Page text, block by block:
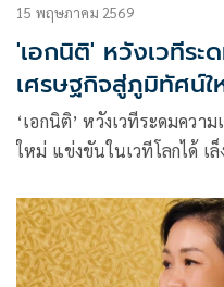
15 พฤษภาคม 2569
'เอกนิติ' หวังเวทีระด
เศรษฐกิจสู่ภูมิทัศน์ใ
‘เอกนิติ’ หวังเวทีระดมความเห็น CEO ดันเ
ใหม่ แข่งขันในเวทีโลกได้ เ